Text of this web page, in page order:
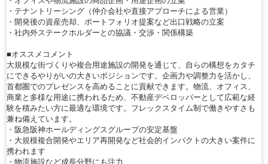
・テナントリーシング（仲介会社や直接アプローチによる営業）
・開発後の資産売却、ポートフォリオ提案など出口戦略の立案
・社内外ステークホルダーとの協議・交渉・関係構築
■オススメコメント
大規模な街づくりや複合用途施設の開発を通じて、自らの構想をカタチ
にできるやりがいの大きいポジションです。企画力や調整力を活かし、
首都圏でのプレゼンスを高めることに貢献できます。物流、オフィス、
商業と多様な用途に携われるため、不動産デベロッパーとして広範な経
験を積みたい方に最適な環境です。フレックスタイム制で働きやすさも
兼ね備えています。
・阪急阪神ホールディングスグループの安定基盤
・大規模複合開発やエリア再開発など社会的インパクトの大きい案件に
携われます
・物流施設など成長分野にも注力